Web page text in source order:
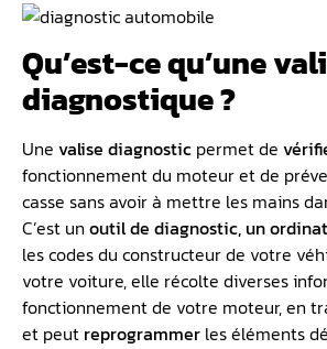
Qu’est-ce qu’une
diagnostique ?
Une valise diagnostic permet de
fonctionnement du moteur et de
casse sans avoir à mettre les mains
C’est un outil de diagnostic, un
les codes du constructeur de votre
votre voiture, elle récolte diverses
fonctionnement de votre moteur, en
et peut reprogrammer les éléments